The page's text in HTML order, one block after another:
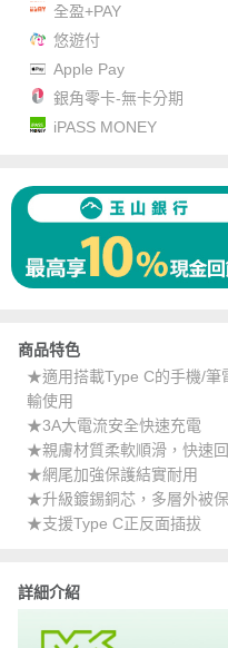
全盈+PAY
悠遊付
Apple Pay
銀角零卡-無卡分期
iPASS MONEY
商品特色
★適用搭載Type C的手機/筆
輸使用
★3A大電流安全快速充電
★親膚材質柔軟順滑，快速
★網尾加強保護結實耐用
★升級鍍錫銅芯，多層外被
★支援Type C正反面插拔
詳細介紹